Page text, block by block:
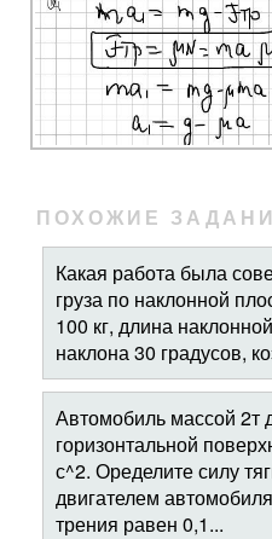
ПОХОЖИЕ
Какая работа была
груза по наклонной
100 кг, длина
наклона 30 градусов,
Автомобиль массой 2т
горизонтальной
с^2. Оределите силу
двигателем
трения равен 0,1...